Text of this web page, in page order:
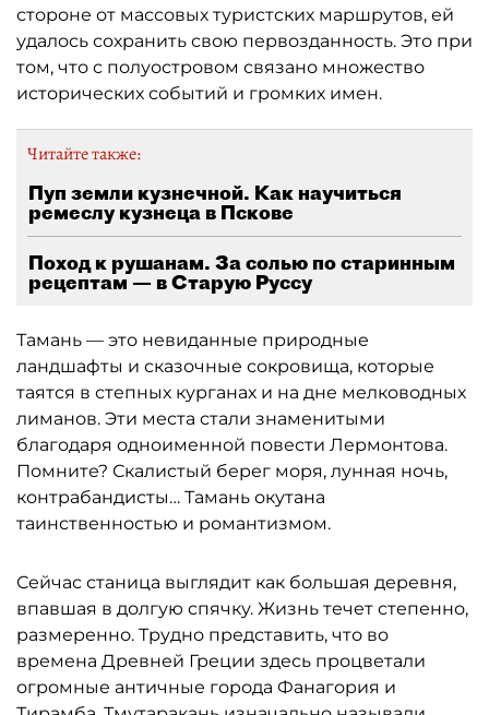
стороне от массовых туристских маршрутов, ей
удалось сохранить свою первозданность. Это при
том, что с полуостровом связано множество
исторических событий и громких имен.
Читайте также:
Пуп земли кузнечной. Как научиться
ремеслу кузнеца в Пскове
Поход к рушанам. За солью по старинным
рецептам — в Старую Руссу
Тамань — это невиданные природные
ландшафты и сказочные сокровища, которые
таятся в степных курганах и на дне мелководных
лиманов. Эти места стали знаменитыми
благодаря одноименной повести Лермонтова.
Помните? Скалистый берег моря, лунная ночь,
контрабандисты… Тамань окутана
таинственностью и романтизмом.
Сейчас станица выглядит как большая деревня,
впавшая в долгую спячку. Жизнь течет степенно,
размеренно. Трудно представить, что во
времена Древней Греции здесь процветали
огромные античные города Фанагория и